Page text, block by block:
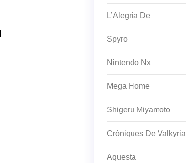
L’Alegria De
Spyro
Nintendo Nx
Mega Home
Shigeru Miyamoto
Cròniques De Valkyria
Aquesta